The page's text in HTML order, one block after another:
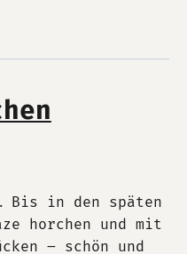
Bis in den späten
horchen und mit
– schön und